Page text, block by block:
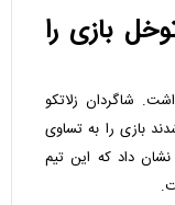
بازی را
شاگردان زلاتکو
بازی را به تساوی
نشان داد که این تیم